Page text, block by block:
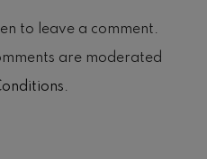
to leave a comment.
are moderated
.